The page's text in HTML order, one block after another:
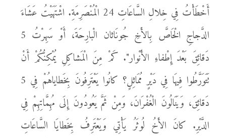
أَخْطَأْتُ فِي خِلالِ السَّاعَاتِ 24 الْمُنْصَرِمَةِ. اشْتَهَيْتُ عَشَاءَ
الدَّجاجِ الْخَاصَّ بِالأَخِ جُونَاثان الْبارِحَةَ، أَوْ سَهِرْتُ 5
دَقائِقَ بَعْدَ إِطْفاءِ الأَنْوار". كَمْ مِنَ الْمَشاكِلِ يُمْكِنُكُمْ أَنْ
تَتَوَرَّطُوا فِيهَا فِي دَيْرٍ مُمَاثِلٍ؟ كانُوا يَعْتَرِفُونَ بِخَطاياهُمْ فِي 5
دَقائِقَ، وَيَنَالُونَ الْغُفْرَانَ، وَمِنْ ثَمَّ يَعُودُونَ إِلَى مُهِمَّاتِهِمْ فِي
الدَّيْرِ. كانَ الأَخُ لُوثَرُ يَأْتِي وَيَعْتَرِفُ بِخَطايَا السَّاعَاتِ